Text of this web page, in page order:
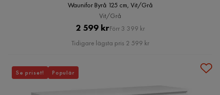
Waunifor Byrå 125 cm, Vit/Grå
Vit/Grå
Pris
2 599 krOriginal
Pris
Förr 3 399 kr
Tidigare lägsta pris 2 599 kr
Se priset! Populär